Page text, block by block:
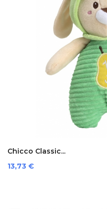
Chicco Classic...
Prezzo
13,73 €